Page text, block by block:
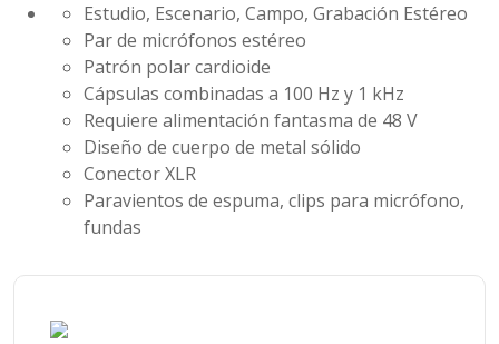
Estudio, Escenario, Campo, Grabación Estéreo
Par de micrófonos estéreo
Patrón polar cardioide
Cápsulas combinadas a 100 Hz y 1 kHz
Requiere alimentación fantasma de 48 V
Diseño de cuerpo de metal sólido
Conector XLR
Paravientos de espuma, clips para micrófono,
fundas